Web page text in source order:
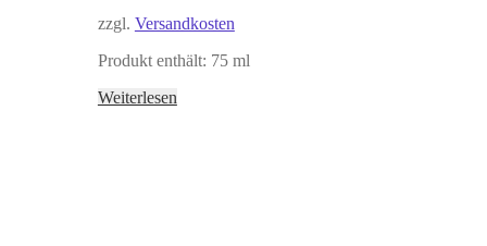
zzgl. Versandkosten
Produkt enthält: 75 ml
Weiterlesen